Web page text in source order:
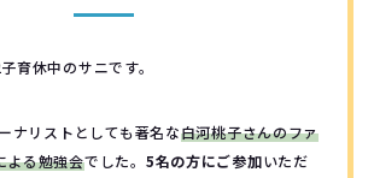
育休中のサニです。
ナリストとしても著名な白河桃子さんのファ
よる勉強会でした。 5名の方にご参加いただ